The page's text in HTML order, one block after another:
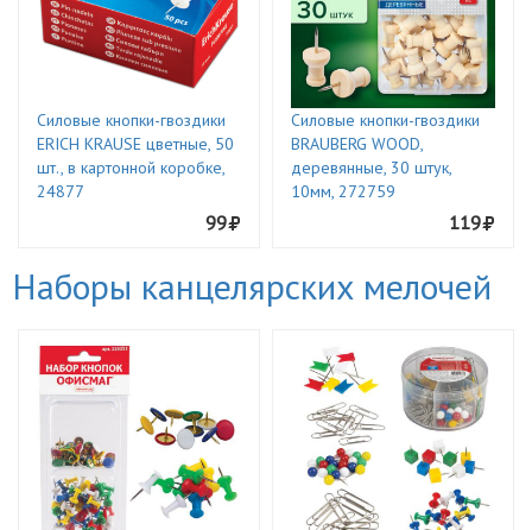
Силовые кнопки-гвоздики
ERICH KRAUSE цветные, 50
шт., в картонной коробке,
24877
99
Силовые кнопки-гвоздики
BRAUBERG WOOD,
деревянные, 30 штук,
10мм, 272759
119
Наборы канцелярских мелочей